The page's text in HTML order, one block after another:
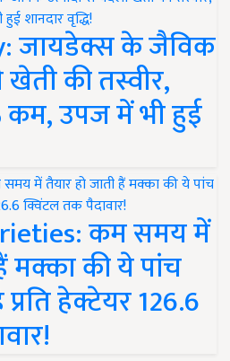
जायडेक्स के जैविक
खेती की तस्वीर,
उपज में भी हुई
कम समय में
मक्का की ये पांच
हेक्टेयर 126.6